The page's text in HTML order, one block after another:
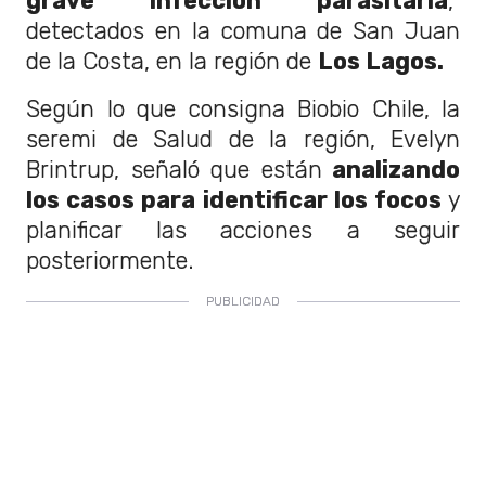
detectados en la comuna de San Juan
de la Costa, en la región de Los Lagos.
Según lo que consigna Biobio Chile, la
seremi de Salud de la región, Evelyn
Brintrup, señaló que están analizando
los casos para identificar los focos y
planificar las acciones a seguir
posteriormente.